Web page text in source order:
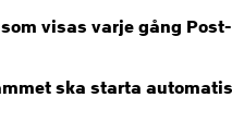
visas varje gång
ska starta